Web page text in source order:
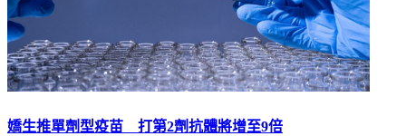
嬌生推單劑型疫苗 打第2劑抗體將增至9倍